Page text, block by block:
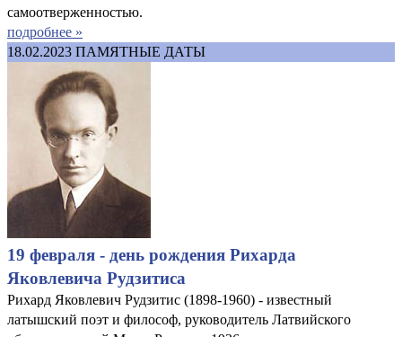
самоотверженностью.
подробнее »
18.02.2023 ПАМЯТНЫЕ ДАТЫ
19 февраля - день рождения Рихарда
Яковлевича Рудзитиса
Рихард Яковлевич Рудзитис (1898-1960) - известный
латышский поэт и философ, руководитель Латвийского